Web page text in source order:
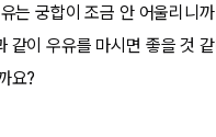
는 궁합이 조금 안 어울리니
같이 우유를 마시면 좋을 것
요?